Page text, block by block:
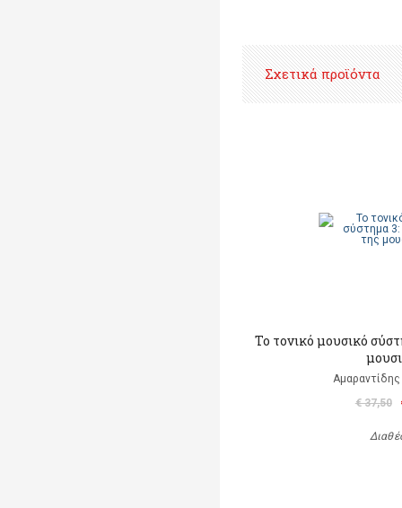
Σχετικά προϊόντα
Το τονικό μουσικό
€ 37,50